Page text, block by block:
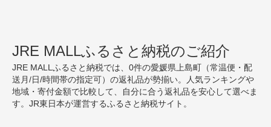
JRE MALLふるさと納税のご紹介
JRE MALLふるさと納税では、0件の愛媛県上島町（常温便・配
送月/日/時間帯の指定可）の返礼品が勢揃い。人気ランキングや
地域・寄付金額で比較して、自分に合う返礼品を安心して選べま
す。JR東日本が運営するふるさと納税サイト。